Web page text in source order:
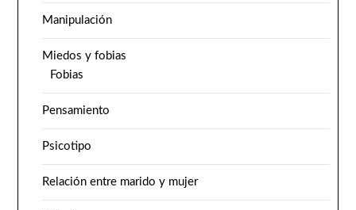
Manipulación
Miedos y fobias
Fobias
Pensamiento
Psicotipo
Relación entre marido y mujer